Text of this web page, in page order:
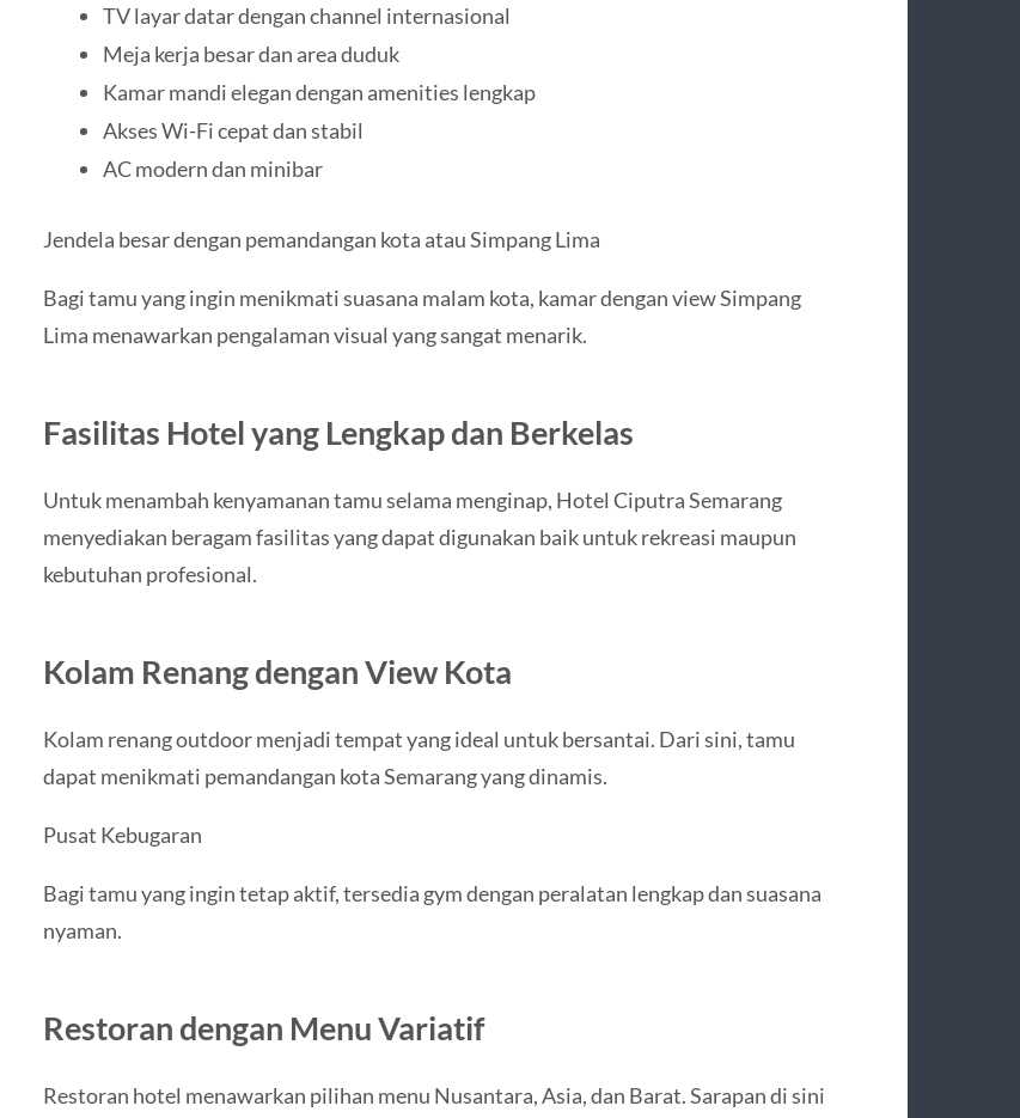
TV layar datar dengan channel internasional
Meja kerja besar dan area duduk
Kamar mandi elegan dengan amenities lengkap
Akses Wi-Fi cepat dan stabil
AC modern dan minibar
Jendela besar dengan pemandangan kota atau Simpang Lima
Bagi tamu yang ingin menikmati suasana malam kota, kamar dengan view Simpang
Lima menawarkan pengalaman visual yang sangat menarik.
Fasilitas Hotel yang Lengkap dan Berkelas
Untuk menambah kenyamanan tamu selama menginap, Hotel Ciputra Semarang
menyediakan beragam fasilitas yang dapat digunakan baik untuk rekreasi maupun
kebutuhan profesional.
Kolam Renang dengan View Kota
Kolam renang outdoor menjadi tempat yang ideal untuk bersantai. Dari sini, tamu
dapat menikmati pemandangan kota Semarang yang dinamis.
Pusat Kebugaran
Bagi tamu yang ingin tetap aktif, tersedia gym dengan peralatan lengkap dan suasana
nyaman.
Restoran dengan Menu Variatif
Restoran hotel menawarkan pilihan menu Nusantara, Asia, dan Barat. Sarapan di sini